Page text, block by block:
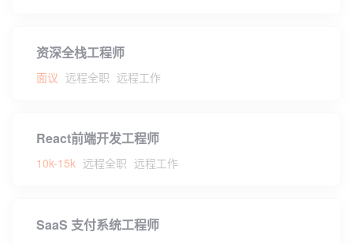
资深全栈工程师
面议 远程全职 远程工作
React前端开发工程师
10k-15k 远程全职 远程工作
SaaS 支付系统工程师